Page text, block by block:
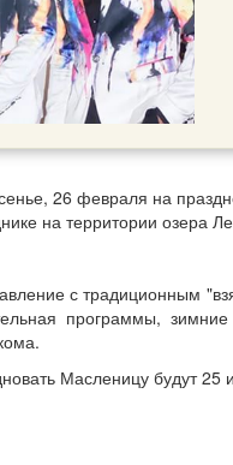
26 февраля на
на территории озера
с традиционным
программы,
Масленицу будут